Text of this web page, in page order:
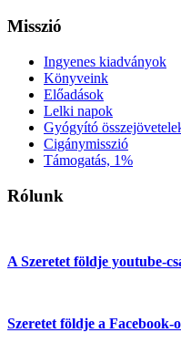
Misszió
Ingyenes kiadványok
Könyveink
Előadások
Lelki napok
Gyógyító
Cigánymisszió
Támogatás, 1%
Rólunk
A Szeretet földje youtube-
Szeretet földje a Facebook-